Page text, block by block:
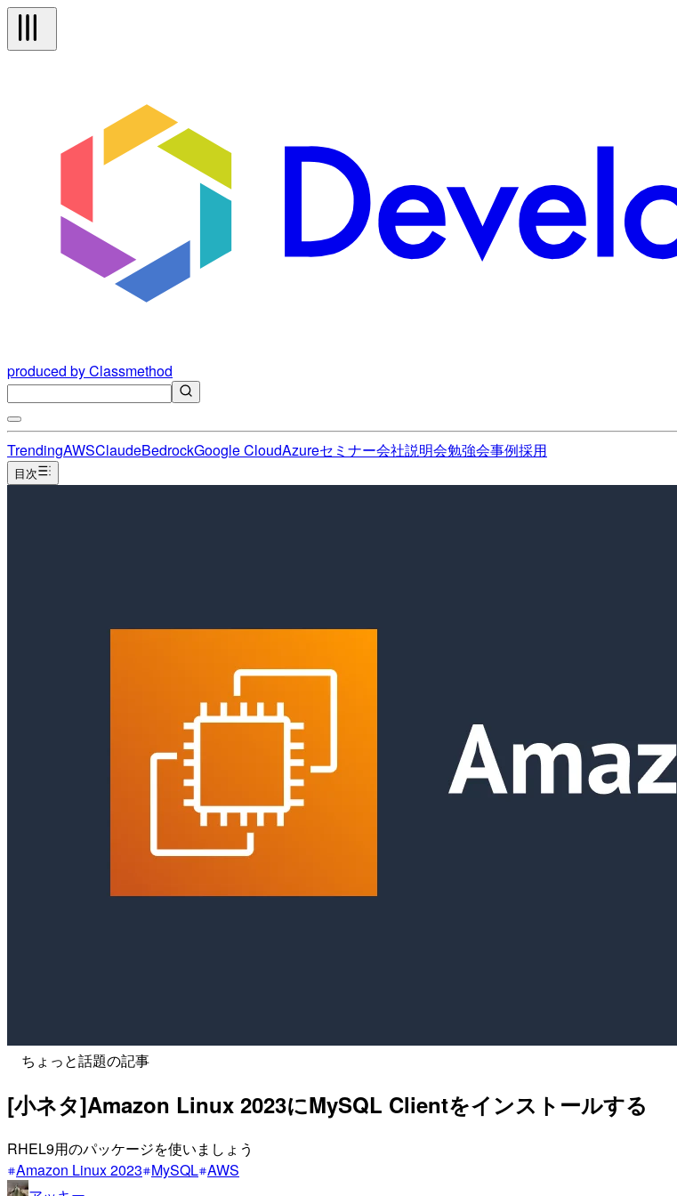
produced by Classmethod
TrendingAWSClaudeBedrockGoogle CloudAzureセミナー会社説明会勉強会事例採用
目次
ちょっと話題の記事
[小ネタ]Amazon Linux 2023にMySQL Clientをインストールする
RHEL9用のパッケージを使いましょう
Amazon Linux 2023 MySQL AWS